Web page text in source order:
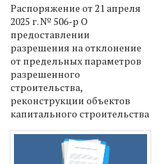
Распоряжение от 21 апреля
2025 г. № 506-р О
предоставлении
разрешения на отклонение
от предельных параметров
разрешенного
строительства,
реконструкции объектов
капитального строительства